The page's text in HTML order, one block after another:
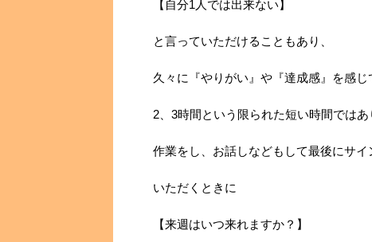
【自分1人では出来ない】
と言っていただけることもあり、
久々に『やりがい』や『達成感』を感じ
2、3時間という限られた短い時間では
作業をし、お話しなどもして最後にサイ
いただくときに
【来週はいつ来れますか？】